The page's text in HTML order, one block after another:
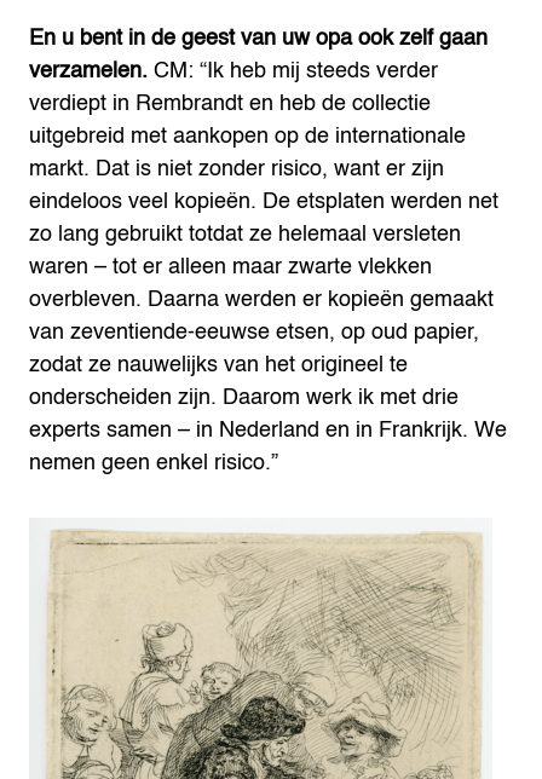
En u bent in de geest van uw opa ook zelf gaan
verzamelen.CM: “Ik heb mij steeds verder
verdiept in Rembrandt en heb de collectie
uitgebreid met aankopen op de internationale
markt. Dat is niet zonder risico, want er zijn
eindeloos veel kopieën. De etsplaten werden net
zo lang gebruikt totdat ze helemaal versleten
waren – tot er alleen maar zwarte vlekken
overbleven. Daarna werden er kopieën gemaakt
van zeventiende-eeuwse etsen, op oud papier,
zodat ze nauwelijks van het origineel te
onderscheiden zijn. Daarom werk ik met drie
experts samen – in Nederland en in Frankrijk. We
nemen geen enkel risico.”